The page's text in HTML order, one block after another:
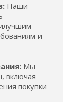
Наши
и
Мы
включая
покупки